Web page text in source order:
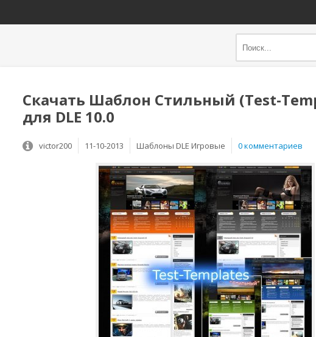
Скачать Шаблон Стильный (Test-
для DLE 10.0
victor200 11-10-2013 Шаблоны DLE Игровые 0 комментариев